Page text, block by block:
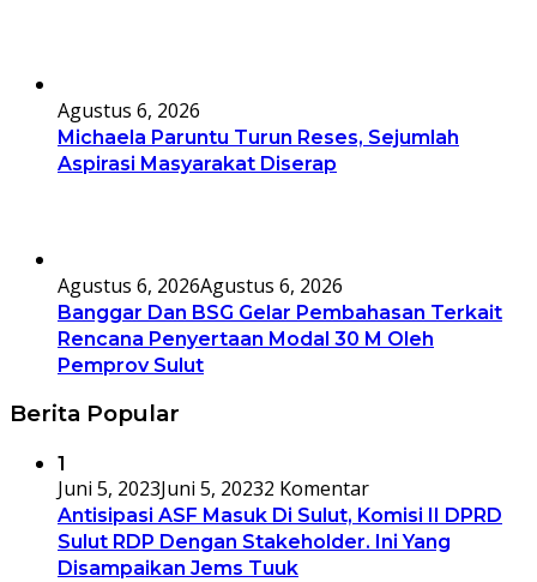
Agustus 6, 2026
Michaela Paruntu Turun Reses, Sejumlah
Aspirasi Masyarakat Diserap
Agustus 6, 2026Agustus 6, 2026
Banggar Dan BSG Gelar Pembahasan Terkait
Rencana Penyertaan Modal 30 M Oleh
Pemprov Sulut
Berita Popular
1
Juni 5, 2023Juni 5, 20232 Komentar
Antisipasi ASF Masuk Di Sulut, Komisi II DPRD
Sulut RDP Dengan Stakeholder. Ini Yang
Disampaikan Jems Tuuk